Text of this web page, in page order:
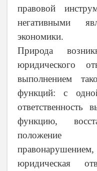
правовой
негативными
экономики.
Природа
юридического
выполнением
функций: с
ответственность
функцию,
положение
юридическая